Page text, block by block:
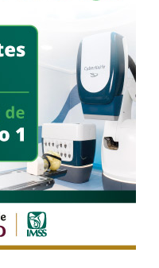
en una situación de
condiciones legales
con lo que las leyes
operadores en estado
plataformas digitales al
que la
para
transporte.